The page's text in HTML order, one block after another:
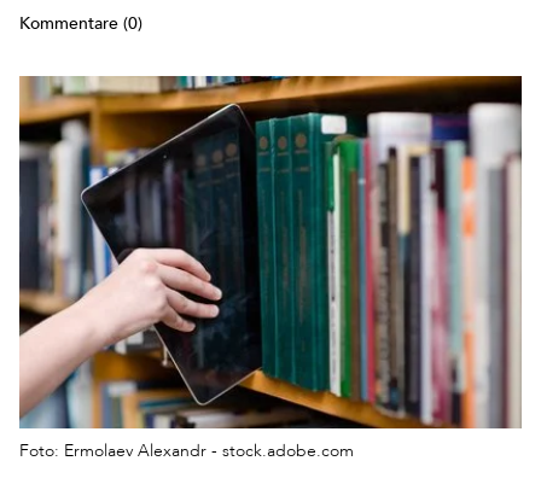
Kommentare (0)
Foto: Ermolaev Alexandr - stock.adobe.com